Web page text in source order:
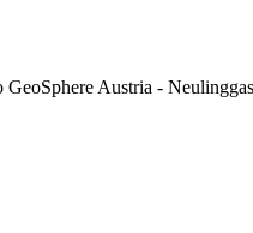
Austria -